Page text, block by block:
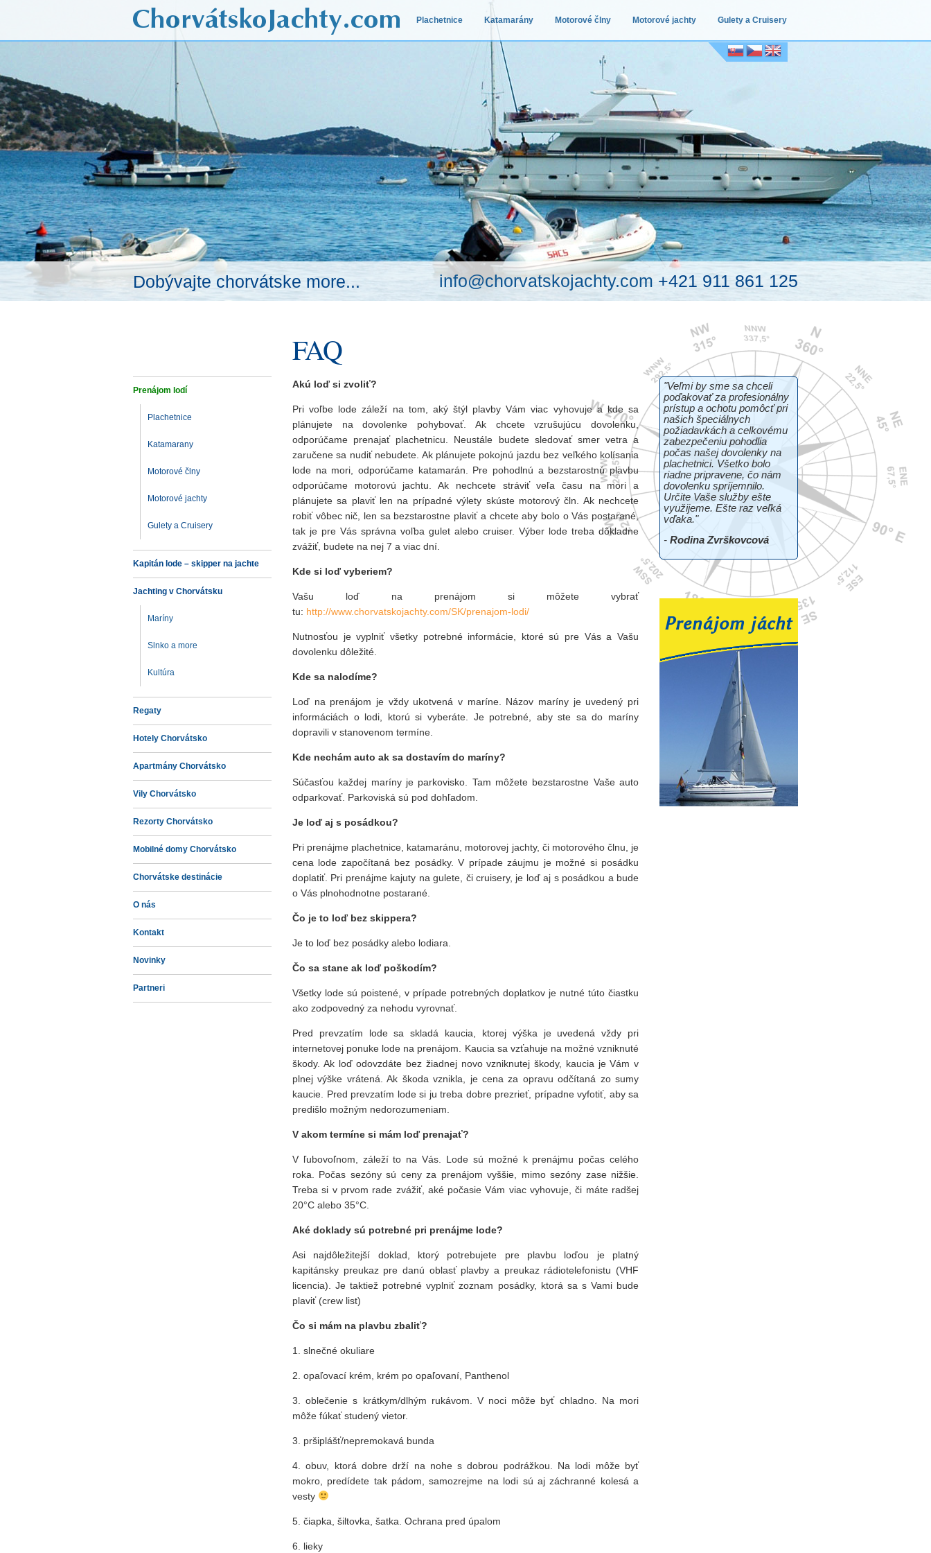
Gulety a Cruisery
Motorové jachty
Motorové člny
Katamarány
Plachetnice
Dobývajte chorvátske more... info@chorvatskojachty.com +421 911 861 125
FAQ
Prenájom lodí
Plachetnice
Katamarany
Motorové člny
Motorové jachty
Gulety a Cruisery
Kapitán lode – skipper na jachte
Jachting v Chorvátsku
Maríny
Slnko a more
Kultúra
Regaty
Hotely Chorvátsko
Apartmány Chorvátsko
Vily Chorvátsko
Rezorty Chorvátsko
Mobilné domy Chorvátsko
Chorvátske destinácie
O nás
Kontakt
Novinky
Partneri
Akú loď si zvoliť?
Pri voľbe lode záleží na tom, aký štýl plavby Vám viac vyhovuje a kde sa
plánujete na dovolenke pohybovať. Ak chcete vzrušujúcu dovolenku,
odporúčame prenajať plachetnicu. Neustále budete sledovať smer vetra a
zaručene sa nudiť nebudete. Ak plánujete pokojnú jazdu bez veľkého kolísania
lode na mori, odporúčame katamarán. Pre pohodlnú a bezstarostnú plavbu
odporúčame motorovú jachtu. Ak nechcete stráviť veľa času na mori a
plánujete sa plaviť len na prípadné výlety skúste motorový čln. Ak nechcete
robiť vôbec nič, len sa bezstarostne plaviť a chcete aby bolo o Vás postarané,
tak je pre Vás správna voľba gulet alebo cruiser. Výber lode treba dôkladne
zvážiť, budete na nej 7 a viac dní.
Kde si loď vyberiem?
Vašu loď na prenájom si môžete vybrať
tu: http://www.chorvatskojachty.com/SK/prenajom-lodi/
Nutnosťou je vyplniť všetky potrebné informácie, ktoré sú pre Vás a Vašu
dovolenku dôležité.
Kde sa nalodíme?
Loď na prenájom je vždy ukotvená v maríne. Názov maríny je uvedený pri
informáciách o lodi, ktorú si vyberáte. Je potrebné, aby ste sa do maríny
dopravili v stanovenom termíne.
Kde nechám auto ak sa dostavím do maríny?
Súčasťou každej maríny je parkovisko. Tam môžete bezstarostne Vaše auto
odparkovať. Parkoviská sú pod dohľadom.
Je loď aj s posádkou?
Pri prenájme plachetnice, katamaránu, motorovej jachty, či motorového člnu, je
cena lode započítaná bez posádky. V prípade záujmu je možné si posádku
doplatiť. Pri prenájme kajuty na gulete, či cruisery, je loď aj s posádkou a bude
o Vás plnohodnotne postarané.
Čo je to loď bez skippera?
Je to loď bez posádky alebo lodiara.
Čo sa stane ak loď poškodím?
Všetky lode sú poistené, v prípade potrebných doplatkov je nutné túto čiastku
ako zodpovedný za nehodu vyrovnať.
Pred prevzatím lode sa skladá kaucia, ktorej výška je uvedená vždy pri
internetovej ponuke lode na prenájom. Kaucia sa vzťahuje na možné vzniknuté
škody. Ak loď odovzdáte bez žiadnej novo vzniknutej škody, kaucia je Vám v
plnej výške vrátená. Ak škoda vznikla, je cena za opravu odčítaná zo sumy
kaucie. Pred prevzatím lode si ju treba dobre prezrieť, prípadne vyfotiť, aby sa
predišlo možným nedorozumeniam.
V akom termíne si mám loď prenajať?
V ľubovoľnom, záleží to na Vás. Lode sú možné k prenájmu počas celého
roka. Počas sezóny sú ceny za prenájom vyššie, mimo sezóny zase nižšie.
Treba si v prvom rade zvážiť, aké počasie Vám viac vyhovuje, či máte radšej
20°C alebo 35°C.
Aké doklady sú potrebné pri prenájme lode?
Asi najdôležitejší doklad, ktorý potrebujete pre plavbu loďou je platný
kapitánsky preukaz pre danú oblasť plavby a preukaz rádiotelefonistu (VHF
licencia). Je taktiež potrebné vyplniť zoznam posádky, ktorá sa s Vami bude
plaviť (crew list)
Čo si mám na plavbu zbaliť?
1. slnečné okuliare
2. opaľovací krém, krém po opaľovaní, Panthenol
3. oblečenie s krátkym/dlhým rukávom. V noci môže byť chladno. Na mori
môže fúkať studený vietor.
3. pršiplášť/nepremokavá bunda
4. obuv, ktorá dobre drží na nohe s dobrou podrážkou. Na lodi môže byť
mokro, predídete tak pádom, samozrejme na lodi sú aj záchranné kolesá a
vesty
5. čiapka, šiltovka, šatka. Ochrana pred úpalom
6. lieky
"Veľmi by sme sa chceli
poďakovať za profesionálny
prístup a ochotu pomôcť pri
našich špeciálnych
požiadavkách a celkovému
zabezpečeniu pohodlia
počas našej dovolenky na
plachetnici. Všetko bolo
riadne pripravene, čo nám
dovolenku spríjemnilo.
Určite Vaše služby ešte
využijeme. Ešte raz veľká
vďaka."
- Rodina Zvrškovcová